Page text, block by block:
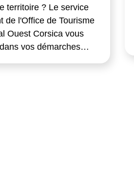
territoire ? Le service
de l'Office de Tourisme
Ouest Corsica vous
vos démarches…